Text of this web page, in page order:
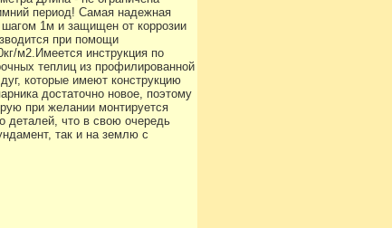
период! Самая надежная
1м и защищен от коррозии
при помощи
м2.Имеется инструкция по
теплиц из профилированной
которые имеют конструкцию
достаточно новое, поэтому
при желании монтируется
деталей, что в свою очередь
так и на землю с